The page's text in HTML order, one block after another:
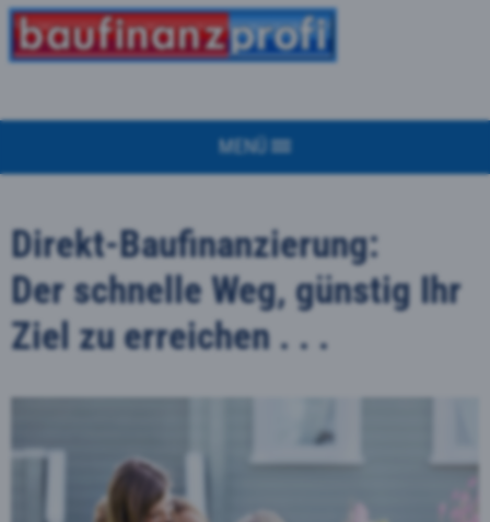
MENÜ
Direkt-Baufinanzierung:
Der schnelle Weg, günstig Ihr
Ziel zu erreichen . . .